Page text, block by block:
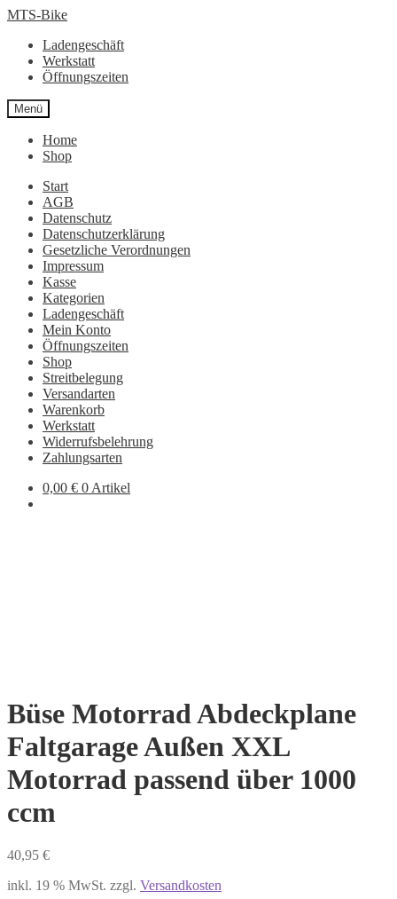
Zur
springen
Zum
springen
MTS-Bike
Ladengeschäft
Werkstatt
Öffnungszeiten
Menü
Home
Shop
Start
AGB
Datenschutz
Datenschutzerklärung
Gesetzliche Verordnungen
Impressum
Kasse
Kategorien
Ladengeschäft
Mein Konto
Öffnungszeiten
Shop
Streitbelegung
Versandarten
Warenkorb
Werkstatt
Widerrufsbelehrung
Zahlungsarten
0,00 € 0 Artikel
Büse Motorrad Abdeckplane
Faltgarage Außen XXL
Motorrad passend über 1000
ccm
40,95 €
inkl. 19 % MwSt. zzgl. Versandkosten